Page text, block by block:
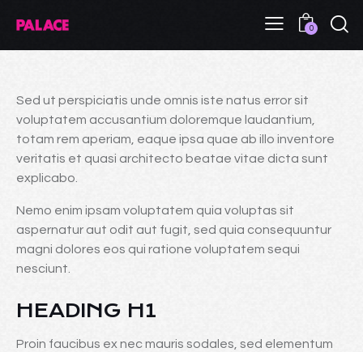
0
Sed ut perspiciatis unde omnis iste natus error sit
voluptatem accusantium doloremque laudantium,
totam rem aperiam, eaque ipsa quae ab illo inventore
veritatis et quasi architecto beatae vitae dicta sunt
explicabo.
Nemo enim ipsam voluptatem quia voluptas sit
aspernatur aut odit aut fugit, sed quia consequuntur
magni dolores eos qui ratione voluptatem sequi
nesciunt.
HEADING H1
Proin faucibus ex nec mauris sodales, sed elementum